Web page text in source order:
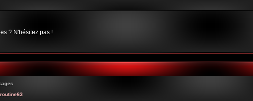
? N'hésitez pas !